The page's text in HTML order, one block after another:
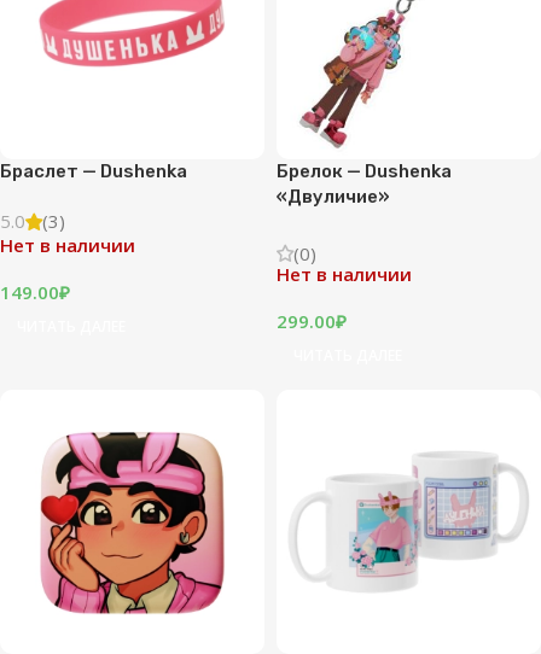
Браслет — Dushenka
5.0
(3)
Нет в наличии
149.00₽
Брелок — Dushenka
«Двуличие»
(0)
Нет в наличии
299.00₽